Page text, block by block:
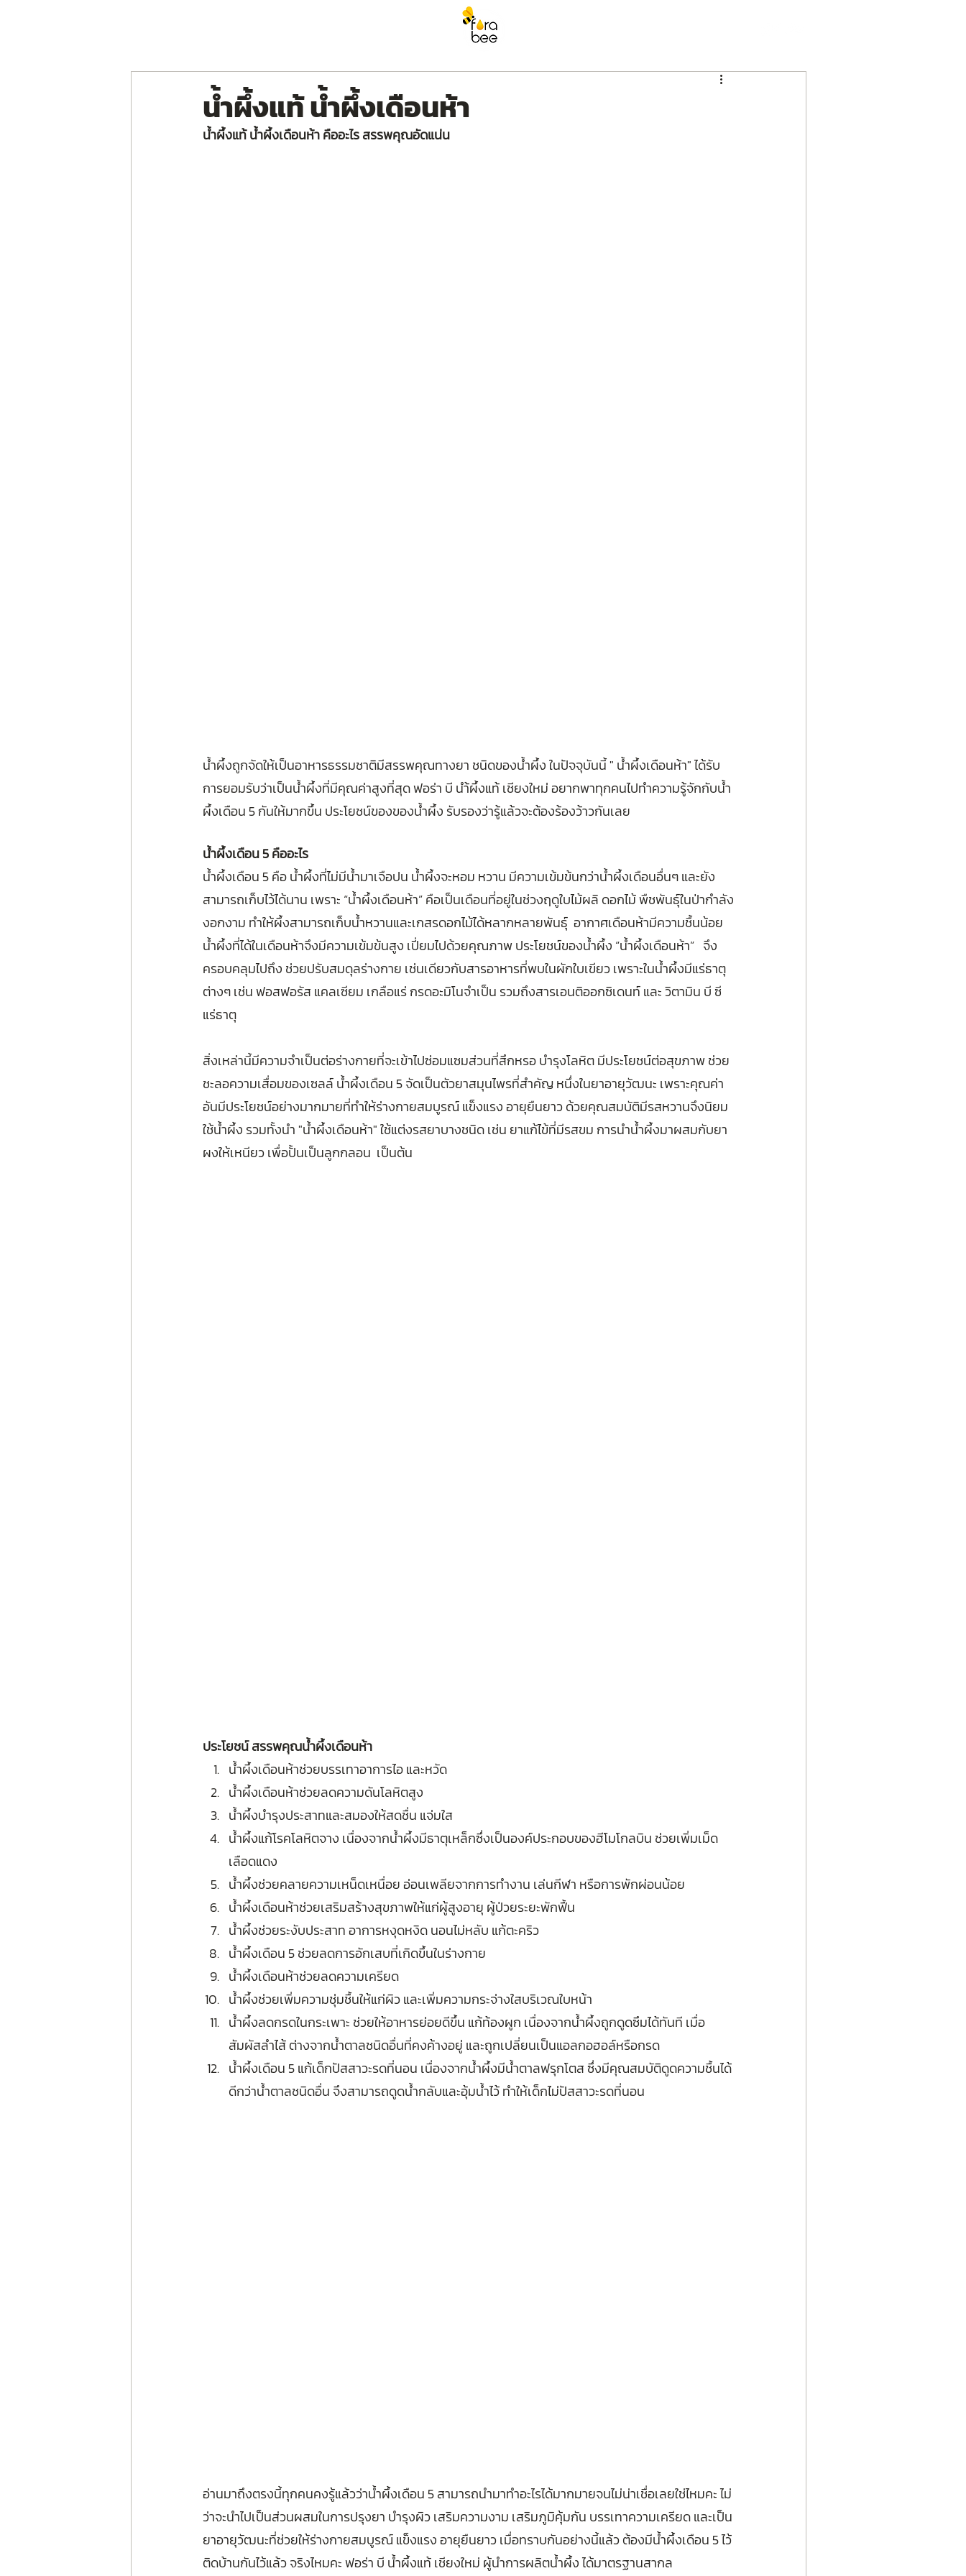
นํ้าผึ้งแท้ นํ้าผึ้งเดือนห้า
นํ้าผึ้งแท้ นํ้าผึ้งเดือนห้า คืออะไร สรรพคุณอัดแน่น
น้ำผึ้งถูกจัดให้เป็นอาหารธรรมชาติมีสรรพคุณทางยา ชนิดของน้ำผึ้ง ในปัจจุบันนี้ " น้ำผึ้งเดือนห้า" ได้รับ
การยอมรับว่าเป็นน้ำผึ้งที่มีคุณค่าสูงที่สุด ฟอร่า บี นำ้ผึ้งแท้ เชียงใหม่ อยากพาทุกคนไปทำความรู้จักกับน้ำ
ผึ้งเดือน 5 กันให้มากขึ้น ประโยชน์ของของน้ำผึ้ง รับรองว่ารู้แล้วจะต้องร้องว้าวกันเลย
น้ําผึ้งเดือน 5 คืออะไร
น้ำผึ้งเดือน 5 คือ น้ำผึ้งที่ไม่มีน้ำมาเจือปน น้ำผึ้งจะหอม หวาน มีความเข้มข้นกว่าน้ำผึ้งเดือนอื่นๆ และยัง
สามารถเก็บไว้ได้นาน เพราะ “น้ำผึ้งเดือนห้า” คือเป็นเดือนที่อยู่ในช่วงฤดูใบไม้ผลิ ดอกไม้ พืชพันธุ์ในป่ากำลัง
งอกงาม ทำให้ผึ้งสามารถเก็บน้ำหวานและเกสรดอกไม้ได้หลากหลายพันธุ์  อากาศเดือนห้ามีความชื้นน้อย
น้ำผึ้งที่ได้ในเดือนห้าจึงมีความเข้มข้นสูง เปี่ยมไปด้วยคุณภาพ ประโยชน์ของน้ำผึ้ง “น้ำผึ้งเดือนห้า”   จึง
ครอบคลุมไปถึง ช่วยปรับสมดุลร่างกาย เช่นเดียวกับสารอาหารที่พบในผักใบเขียว เพราะในน้ำผึ้งมีแร่ธาตุ
ต่างๆ เช่น ฟอสฟอรัส แคลเซียม เกลือแร่ กรดอะมิโนจำเป็น รวมถึงสารเอนติออกซิเดนท์ และ วิตามิน บี ซี
แร่ธาตุ
สิ่งเหล่านี้มีความจำเป็นต่อร่างกายที่จะเข้าไปซ่อมแซมส่วนที่สึกหรอ บำรุงโลหิต มีประโยชน์ต่อสุขภาพ ช่วย
ชะลอความเสื่อมของเซลล์ น้ำผึ้งเดือน 5 จัดเป็นตัวยาสมุนไพรที่สำคัญ หนึ่งในยาอายุวัฒนะ เพราะคุณค่า
อันมีประโยชน์อย่างมากมายที่ทำให้ร่างกายสมบูรณ์ แข็งแรง อายุยืนยาว ด้วยคุณสมบัติมีรสหวานจึงนิยม
ใช้น้ำผึ้ง รวมทั้งนำ "น้ำผึ้งเดือนห้า" ใช้แต่งรสยาบางชนิด เช่น ยาแก้ไข้ที่มีรสขม การนำน้ำผึ้งมาผสมกับยา
ผงให้เหนียว เพื่อปั้นเป็นลูกกลอน  เป็นต้น
ประโยชน์ สรรพคุณน้ำผึ้งเดือนห้า
น้ำผึ้งเดือนห้าช่วยบรรเทาอาการไอ และหวัด
น้ำผึ้งเดือนห้าช่วยลดความดันโลหิตสูง
น้ำผึ้งบำรุงประสาทและสมองให้สดชื่น แจ่มใส
น้ำผึ้งแก้โรคโลหิตจาง เนื่องจากน้ำผึ้งมีธาตุเหล็กซึ่งเป็นองค์ประกอบของฮีโมโกลบิน ช่วยเพิ่มเม็ด
เลือดแดง
น้ำผึ้งช่วยคลายความเหน็ดเหนื่อย อ่อนเพลียจากการทำงาน เล่นกีฬา หรือการพักผ่อนน้อย
น้ำผึ้งเดือนห้าช่วยเสริมสร้างสุขภาพให้แก่ผู้สูงอายุ ผู้ป่วยระยะพักฟื้น
น้ำผึ้งช่วยระงับประสาท อาการหงุดหงิด นอนไม่หลับ แก้ตะคริว
น้ำผึ้งเดือน 5 ช่วยลดการอักเสบที่เกิดขึ้นในร่างกาย
น้ำผึ้งเดือนห้าช่วยลดความเครียด
น้ำผึ้งช่วยเพิ่มความชุ่มชื้นให้แก่ผิว และเพิ่มความกระจ่างใสบริเวณใบหน้า
น้ำผึ้งลดกรดในกระเพาะ ช่วยให้อาหารย่อยดีขึ้น แก้ท้องผูก เนื่องจากน้ำผึ้งถูกดูดซึมได้ทันที เมื่อ
สัมผัสลำไส้ ต่างจากน้ำตาลชนิดอื่นที่คงค้างอยู่ และถูกเปลี่ยนเป็นแอลกอฮอล์หรือกรด
น้ำผึ้งเดือน 5 แก้เด็กปัสสาวะรดที่นอน เนื่องจากน้ำผึ้งมีน้ำตาลฟรุกโตส ซึ่งมีคุณสมบัติดูดความชื้นได้
ดีกว่าน้ำตาลชนิดอื่น จึงสามารถดูดน้ำกลับและอุ้มน้ำไว้ ทำให้เด็กไม่ปัสสาวะรดที่นอน
อ่านมาถึงตรงนี้ทุกคนคงรู้แล้วว่าน้ำผึ้งเดือน 5 สามารถนำมาทำอะไรได้มากมายจนไม่น่าเชื่อเลยใช่ไหมคะ ไม่
ว่าจะนำไปเป็นส่วนผสมในการปรุงยา บำรุงผิว เสริมความงาม เสริมภูมิคุ้มกัน บรรเทาความเครียด และเป็น
ยาอายุวัฒนะที่ช่วยให้ร่างกายสมบูรณ์ แข็งแรง อายุยืนยาว เมื่อทราบกันอย่างนี้แล้ว ต้องมีน้ำผึ้งเดือน 5 ไว้
ติดบ้านกันไว้แล้ว จริงไหมคะ ฟอร่า บี น้ำผึ้งแท้ เชียงใหม่ ผู้นำการผลิตน้ำผึ้ง ได้มาตรฐานสากล